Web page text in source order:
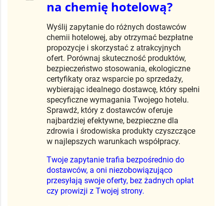
Szukasz najlepszych ofert
na chemię hotelową?
Wyślij zapytanie do różnych dostawców
chemii hotelowej, aby otrzymać bezpłatne
propozycje i skorzystać z atrakcyjnych
ofert. Porównaj skuteczność produktów,
bezpieczeństwo stosowania, ekologiczne
certyfikaty oraz wsparcie po sprzedaży,
wybierając idealnego dostawcę, który spełni
specyficzne wymagania Twojego hotelu.
Sprawdź, który z dostawców oferuje
najbardziej efektywne, bezpieczne dla
zdrowia i środowiska produkty czyszczące
w najlepszych warunkach współpracy.
Twoje zapytanie trafia bezpośrednio do